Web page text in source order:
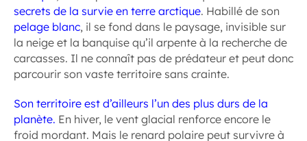
secrets de la survie en terre arctique. Habillé de son
pelage blanc, il se fond dans le paysage, invisible sur
la neige et la banquise qu’il arpente à la recherche de
carcasses. Il ne connaît pas de prédateur et peut donc
parcourir son vaste territoire sans crainte.
Son territoire est d’ailleurs l’un des plus durs de la
planète. En hiver, le vent glacial renforce encore le
froid mordant. Mais le renard polaire peut survivre à